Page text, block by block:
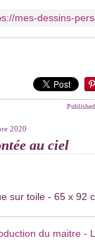
2020
au ciel
sur toile - 65 x 92